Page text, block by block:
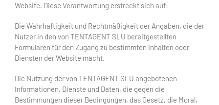
Website. Diese Verantwortung erstreckt sich auf:
Die Wahrhaftigkeit und Rechtmäßigkeit der Angaben, die der
Nutzer in den von TENTAGENT SLU bereitgestellten
Formularen für den Zugang zu bestimmten Inhalten oder
Diensten der Website macht.
Die Nutzung der von TENTAGENT SLU angebotenen
Informationen, Dienste und Daten, die gegen die
Bestimmungen dieser Bedingungen, das Gesetz, die Moral,